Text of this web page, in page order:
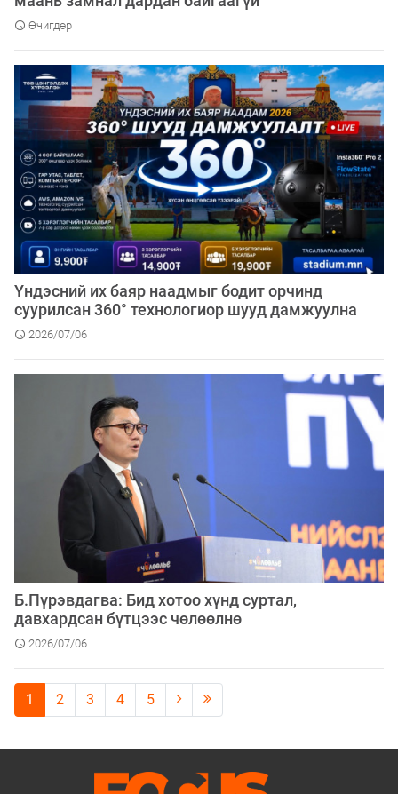
Өчигдөр
Үндэсний их баяр наадмыг бодит орчинд
суурилсан 360° технологиор шууд дамжуулна
2026/07/06
Б.Пүрэвдагва: Бид хотоо хүнд суртал,
давхардсан бүтцээс чөлөөлнө
2026/07/06
1 2 3 4 5